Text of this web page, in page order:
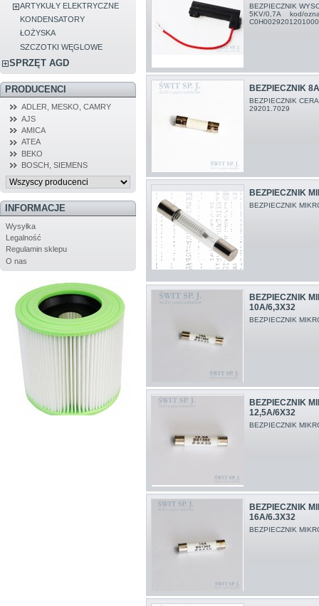
ARTYKUŁY ELEKTRYCZNE
KONDENSATORY
ŁOŻYSKA
SZCZOTKI WĘGLOWE
SPRZĘT AGD
PRODUCENCI
ADLER, MESKO, CAMRY
AJS
AMICA
ATEA
BEKO
BOSCH, SIEMENS
INFORMACJE
Wysyłka
Legalność
Regulamin sklepu
O nas
BEZPIECZNIK
5KV/0,7A kod/
BEZPIECZNIK
BEZPIECZNIK
29201.7029
BEZPIECZNIK
BEZPIECZNIK
BEZPIECZNIK
10A/6,3X32
BEZPIECZNIK
BEZPIECZNIK
12,5A/6X32
BEZPIECZNIK
BEZPIECZNIK
16A/6.3X32
BEZPIECZNIK